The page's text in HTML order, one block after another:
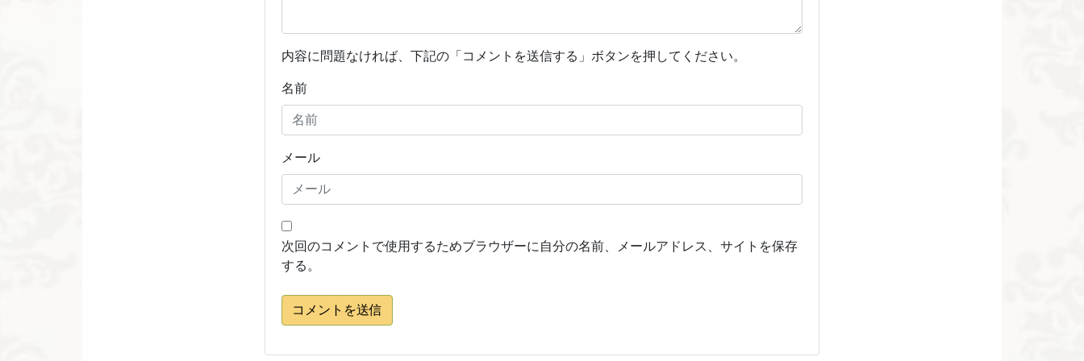
内容に問題なければ、下記の「コメントを送信する」ボタンを押してください。
名前
メール
次回のコメントで使用するためブラウザーに自分の名前、メールアドレス、サイトを保存
する。
コメントを送信